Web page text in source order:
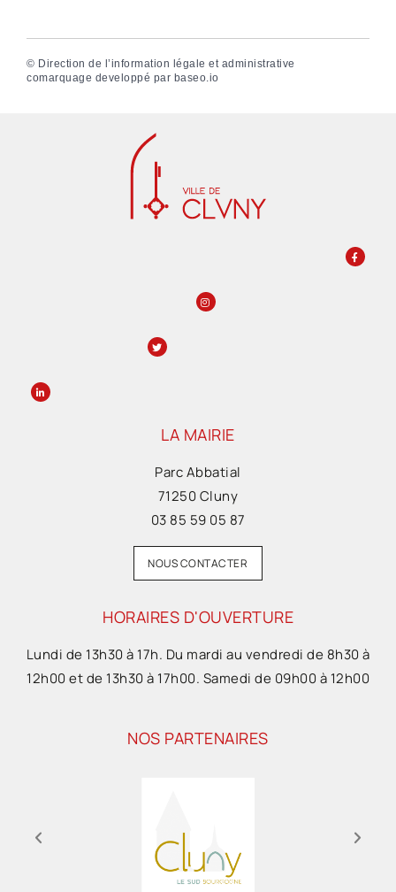
© Direction de l’information légale et administrative
comarquage developpé par baseo.io
LA MAIRIE
Parc Abbatial
71250 Cluny
03 85 59 05 87
NOUS CONTACTER
HORAIRES D'OUVERTURE
Lundi de 13h30 à 17h. Du mardi au vendredi de 8h30 à
12h00 et de 13h30 à 17h00. Samedi de 09h00 à 12h00
NOS PARTENAIRES